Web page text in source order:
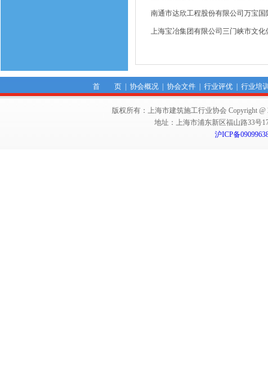
南通市达欣工程股份有限公司万宝国
上海宝冶集团有限公司三门峡市文
首 页| 协会概况| 协会文件| 行业评优| 行业培
版权所有：上海市建筑施工行业协会 Copyright @
地址：上海市浦东新区福山路33号
沪ICP备